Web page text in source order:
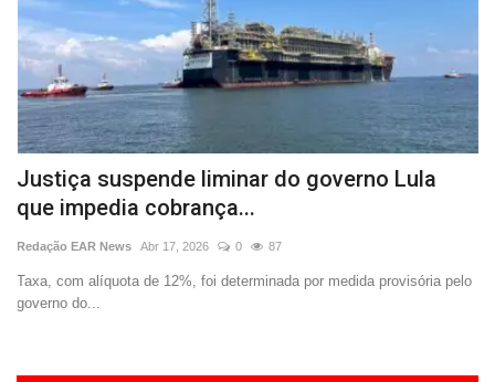
Justiça suspende liminar do governo Lula
que impedia cobrança...
Redação EAR News Abr 17, 2026 0 87
Taxa, com alíquota de 12%, foi determinada por medida provisória pelo
governo do...